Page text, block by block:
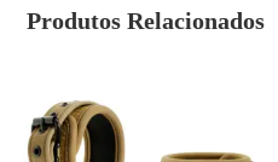
Produtos Relacionados